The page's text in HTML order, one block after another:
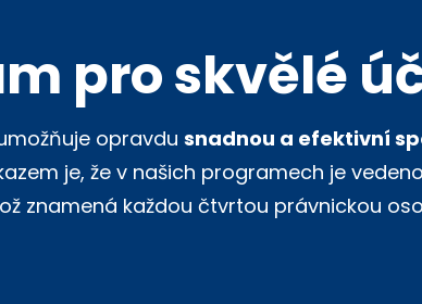
pro skvělé
opravdu snadnou a efektivní
je, že v našich programech je
znamená každou čtvrtou právnickou